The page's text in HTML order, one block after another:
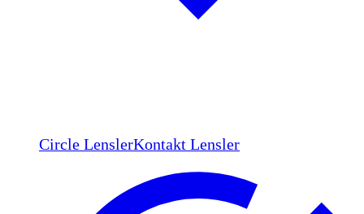
Circle LenslerKontakt Lensler